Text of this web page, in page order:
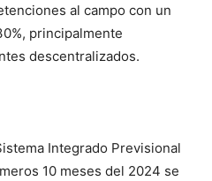
al campo con un
principalmente
descentralizados.
Integrado Previsional
10 meses del 2024 se